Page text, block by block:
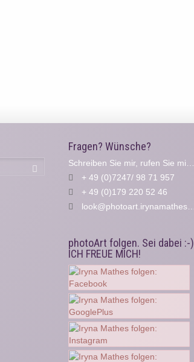
Fragen? Wünsche?
Schreiben Sie mir, rufen Sie mich an...
+ 49 (0)7247/ 98 71 957
+ 49 (0)179 220 52 46
look@photoart.irynamathes.de
photoArt folgen. Sei dabei :-)
ICH FREUE MICH!